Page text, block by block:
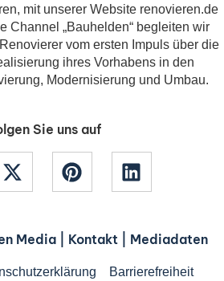
mit unserer Website renovieren.de
Channel „Bauhelden“ begleiten wir
vom ersten Impuls über die
ihres Vorhabens in den
Modernisierung und Umbau.
Sie uns auf
Media| Kontakt| Mediadaten
Barrierefreiheit